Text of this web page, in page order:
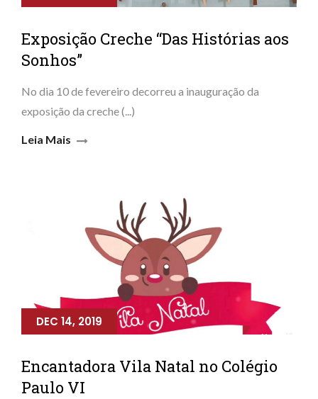
Exposição Creche “Das Histórias aos
Sonhos”
No dia 10 de fevereiro decorreu a inauguração da
exposição da creche (...)
Leia Mais
DEC 14, 2019
Encantadora Vila Natal no Colégio
Paulo VI